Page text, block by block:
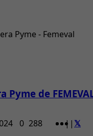
Pyme - Femeval
Pyme de
0 288 | |